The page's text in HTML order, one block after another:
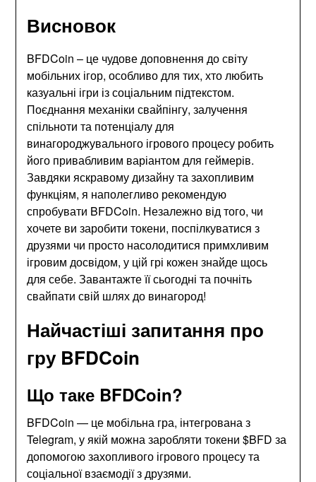
Висновок
BFDCoin – це чудове доповнення до світу
мобільних ігор, особливо для тих, хто любить
казуальні ігри із соціальним підтекстом.
Поєднання механіки свайпінгу, залучення
спільноти та потенціалу для
винагороджувального ігрового процесу робить
його привабливим варіантом для геймерів.
Завдяки яскравому дизайну та захопливим
функціям, я наполегливо рекомендую
спробувати BFDCoin. Незалежно від того, чи
хочете ви заробити токени, поспілкуватися з
друзями чи просто насолодитися примхливим
ігровим досвідом, у цій грі кожен знайде щось
для себе. Завантажте її сьогодні та почніть
свайпати свій шлях до винагород!
Найчастіші запитання про
гру BFDCoin
Що таке BFDCoin?
BFDCoin — це мобільна гра, інтегрована з
Telegram, у якій можна заробляти токени $BFD за
допомогою захопливого ігрового процесу та
соціальної взаємодії з друзями.